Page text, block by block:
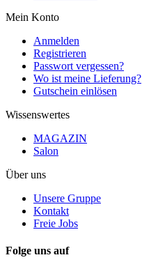
Mein Konto
Anmelden
Registrieren
Passwort vergessen?
Wo ist meine Lieferung?
Gutschein einlösen
Wissenswertes
MAGAZIN
Salon
Über uns
Unsere Gruppe
Kontakt
Freie Jobs
Folge uns auf